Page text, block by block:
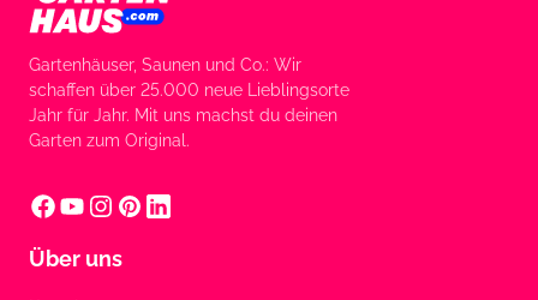
Gartenhäuser, Saunen und Co.: Wir
schaffen über 25.000 neue Lieblingsorte
Jahr für Jahr. Mit uns machst du deinen
Garten zum Original.
Über uns